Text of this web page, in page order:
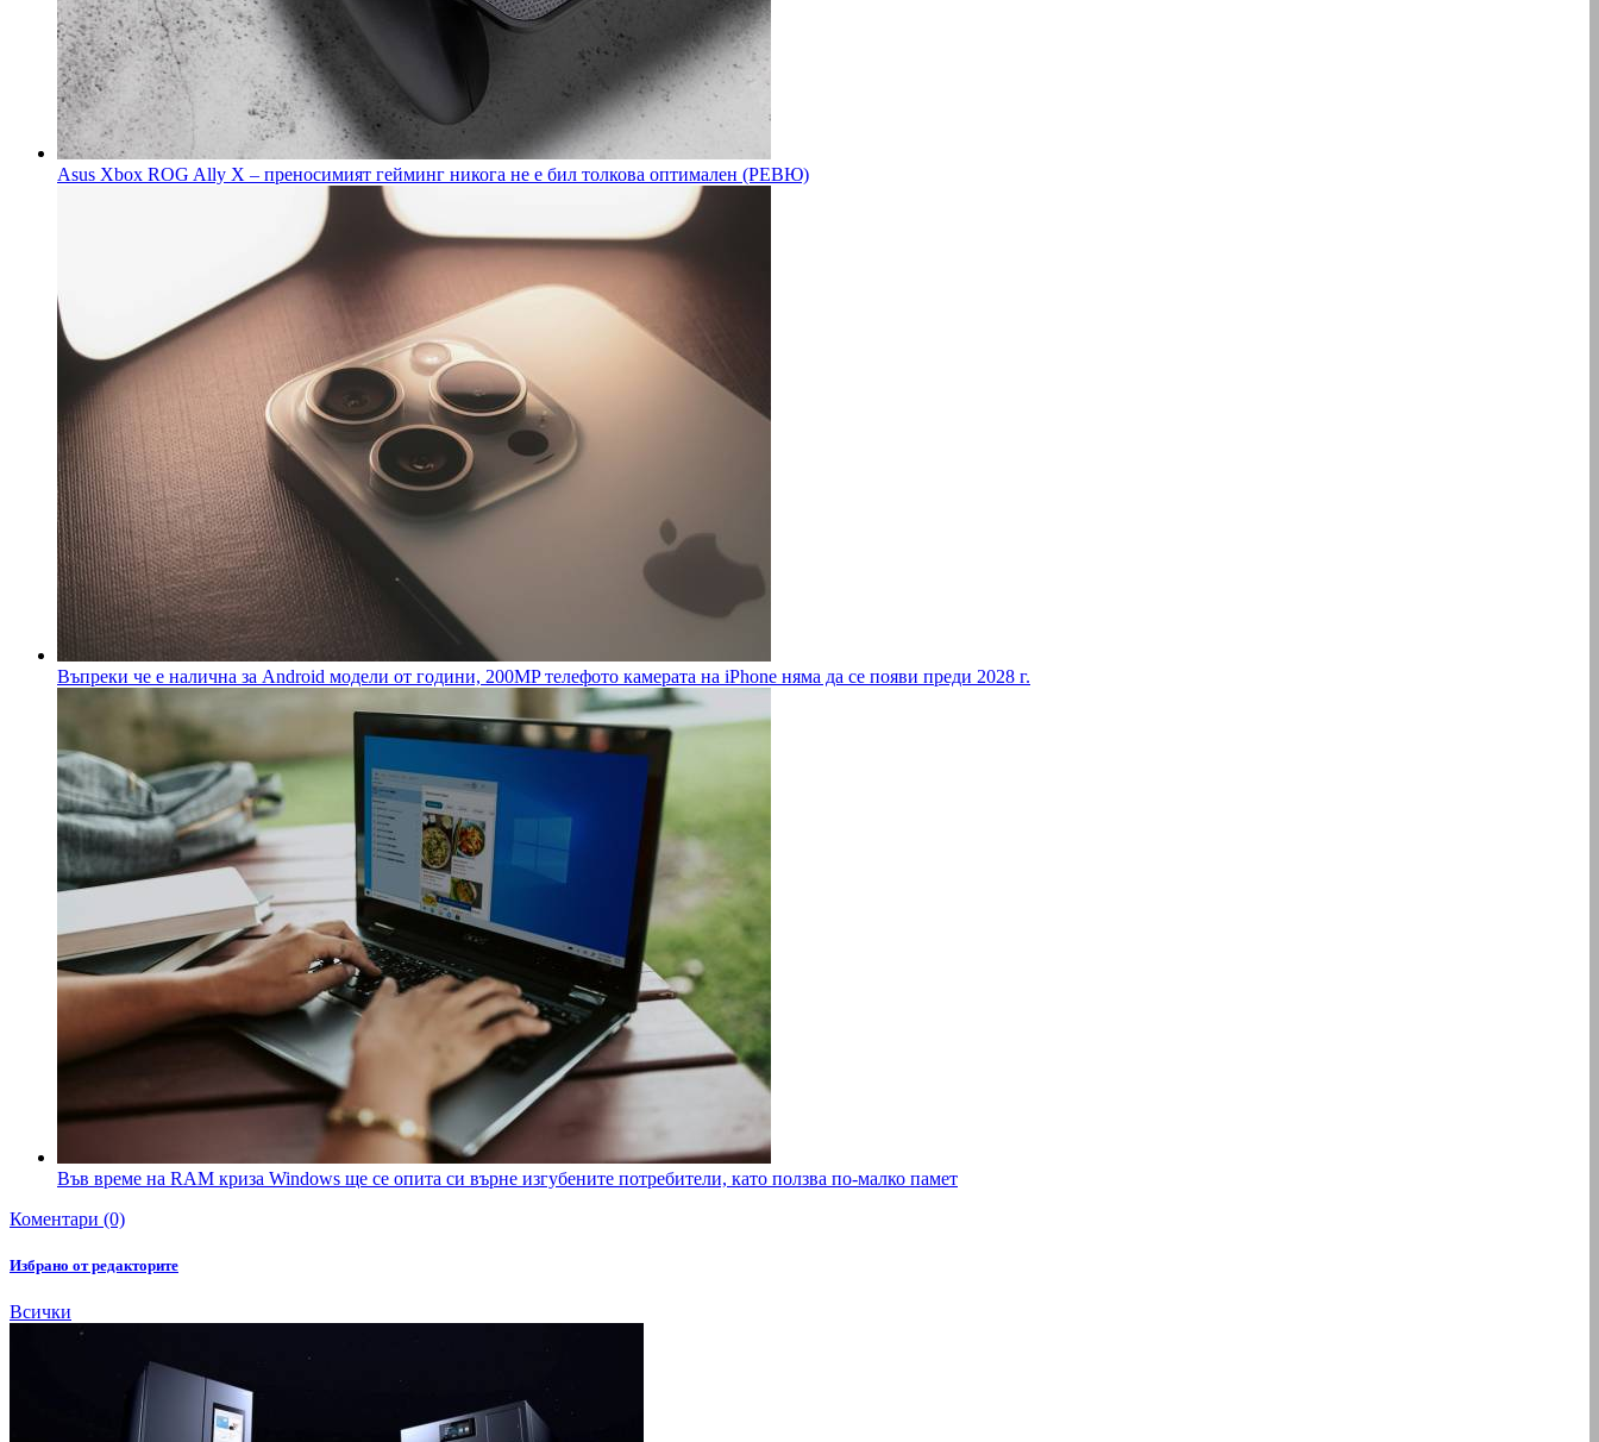
Asus Xbox ROG Ally X – преносимият гейминг никога не е бил толкова оптимален (РЕВЮ)
Въпреки че е налична за Android модели от години, 200MP телефото камерата на iPhone няма да се появи преди 2028 г.
Във време на RAM криза Windows ще се опита си върне изгубените потребители, като ползва по-малко памет
Коментари (0)
Избрано от редакторите
Всички